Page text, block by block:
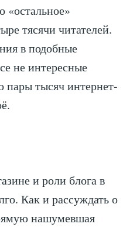
«остальное»
тясячи читателей.
в подобные
не интересные
пары тысяч интернет-
и роли блога в
Как и рассуждать о
нашумевшая